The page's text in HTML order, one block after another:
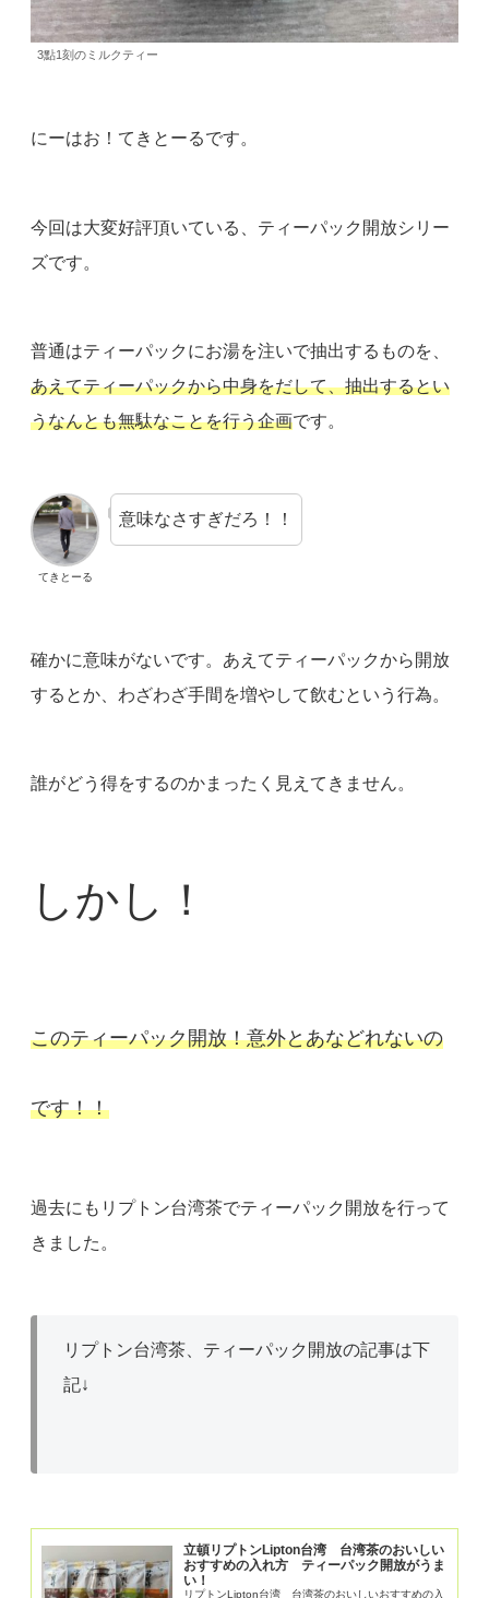
3點1刻のミルクティー
にーはお！てきとーるです。
今回は大変好評頂いている、ティーパック開放シリー
ズです。
普通はティーパックにお湯を注いで抽出するものを、
あえてティーパックから中身をだして、抽出するとい
うなんとも無駄なことを行う企画です。
てきとーる
意味なさすぎだろ！！
確かに意味がないです。あえてティーパックから開放
するとか、わざわざ手間を増やして飲むという行為。
誰がどう得をするのかまったく見えてきません。
しかし！
このティーパック開放！意外とあなどれないの
です！！
過去にもリプトン台湾茶でティーパック開放を行って
きました。
リプトン台湾茶、ティーパック開放の記事は下
記↓
立頓リプトンLipton台湾 台湾茶のおいしい
おすすめの入れ方 ティーパック開放がうま
い！
リプトンLipton台湾 台湾茶のおいしいおすすめの入